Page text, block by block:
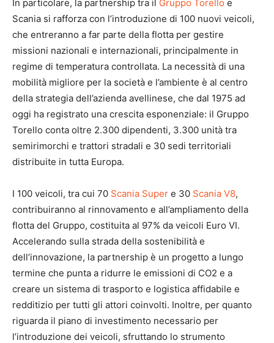
In particolare, la partnership tra il Gruppo Torello e
Scania si rafforza con l’introduzione di 100 nuovi veicoli,
che entreranno a far parte della flotta per gestire
missioni nazionali e internazionali, principalmente in
regime di temperatura controllata. La necessità di una
mobilità migliore per la società e l’ambiente è al centro
della strategia dell’azienda avellinese, che dal 1975 ad
oggi ha registrato una crescita esponenziale: il Gruppo
Torello conta oltre 2.300 dipendenti, 3.300 unità tra
semirimorchi e trattori stradali e 30 sedi territoriali
distribuite in tutta Europa.
I 100 veicoli, tra cui 70 Scania Super e 30 Scania V8,
contribuiranno al rinnovamento e all’ampliamento della
flotta del Gruppo, costituita al 97% da veicoli Euro VI.
Accelerando sulla strada della sostenibilità e
dell’innovazione, la partnership è un progetto a lungo
termine che punta a ridurre le emissioni di CO2 e a
creare un sistema di trasporto e logistica affidabile e
redditizio per tutti gli attori coinvolti. Inoltre, per quanto
riguarda il piano di investimento necessario per
l’introduzione dei veicoli, sfruttando lo strumento